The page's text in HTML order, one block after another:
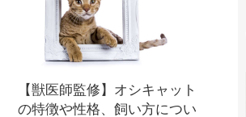
【獣医師監修】オシキャット
の特徴や性格、飼い方につい